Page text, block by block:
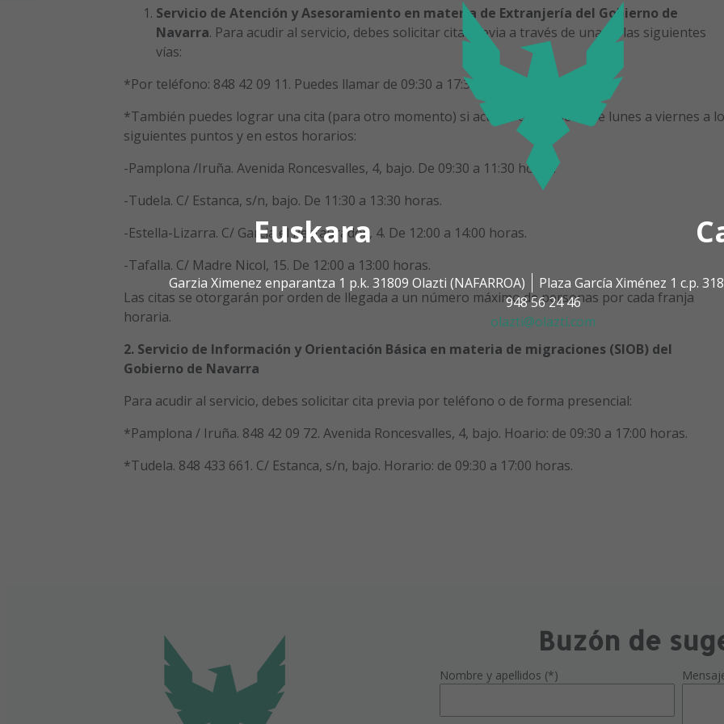
Euskara
Garzia Ximenez enparantza 1 p.k. 31809 Olazti (NAFARROA)
Plaza García Ximénez 1 c.p.
948 56 24 46
olazti@olazti.com
Servicio de Atención y Asesoramiento en materia de Extranjería del Gobierno de
Navarra. Para acudir al servicio, debes solicitar cita previa a través de una de las siguientes
vías:
*Por teléfono: 848 42 09 11. Puedes llamar de 09:30 a 17:30 horas.
*También puedes lograr una cita (para otro momento) si acudes en persona de lunes a viernes a
siguientes puntos y en estos horarios:
-Pamplona /Iruña. Avenida Roncesvalles, 4, bajo. De 09:30 a 11:30 horas.
-Tudela. C/ Estanca, s/n, bajo. De 11:30 a 13:30 horas.
-Estella-Lizarra. C/ Garcia el Restaurados, 4. De 12:00 a 14:00 horas.
-Tafalla. C/ Madre Nicol, 15. De 12:00 a 13:00 horas.
Las citas se otorgarán por orden de llegada a un número máximo de personas por cada franja
horaria.
2. Servicio de Información y Orientación Básica en materia de migraciones (SIOB) del
Gobierno de Navarra
Para acudir al servicio, debes solicitar cita previa por teléfono o de forma presencial:
*Pamplona / Iruña. 848 42 09 72. Avenida Roncesvalles, 4, bajo. Hoario: de 09:30 a 17:00 horas.
*Tudela. 848 433 661. C/ Estanca, s/n, bajo. Horario: de 09:30 a 17:00 horas.
Buzón de
Nombre y apellidos (*)